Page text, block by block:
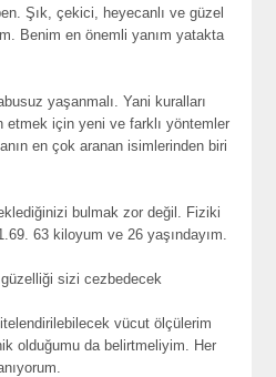
Şık, çekici, heyecanlı ve güzel
Benim en önemli yanım yatakta
yaşanmalı. Yani kuralları
etmek için yeni ve farklı yöntemler
en çok aranan isimlerinden biri
bulmak zor değil. Fiziki
63 kiloyum ve 26 yaşındayım.
sizi cezbedecek
vücut ölçülerim
olduğumu da belirtmeliyim. Her